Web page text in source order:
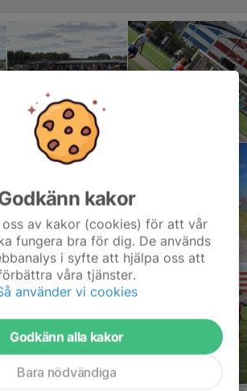
kakor
oss av kakor (cookies) för att vår
fungera bra för dig. De används
i syfte att hjälpa oss att
våra tjänster.
använder vi cookies
Godkänn alla kakor
Bara nödvändiga